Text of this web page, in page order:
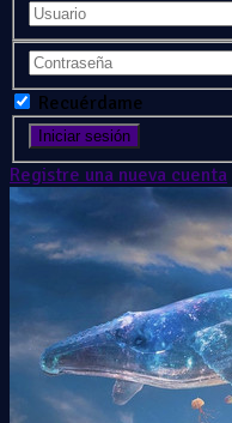
Recuérdame
Registre una nueva cuenta